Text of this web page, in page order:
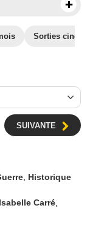
Sorties ciné
SUIVANTE
Historique
Isabelle Carré